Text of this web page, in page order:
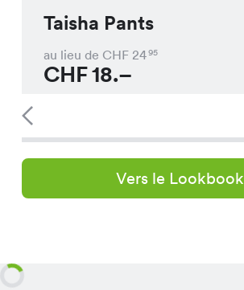
Taisha Pants
au lieu de CHF 2495
CHF18.–
Vers le Lookbook